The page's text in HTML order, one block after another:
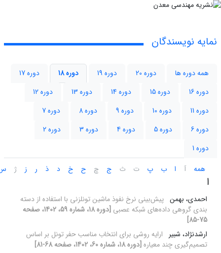
نمایه نویسندگان
همه دوره ها دوره 20 دوره 19 دوره 18
دوره 17
دوره 16
دوره 15 دوره 14 دوره 13
دوره 12
دوره 11
دوره 10 دوره 9 دوره 8
دوره 7
دوره 6
دوره 5 دوره 4 دوره 3
دوره 2
دوره 1
همه
آ ا ب پ ت ث ج چ ح خ د ذ ر ز ژ
ا
احمدی، بهمن پیش‌بینی نرخ نفوذ ماشین تونلزنی با استفاده از دسته
بندی گروهی داده‌های شبکه عصبی
[دوره 18، شماره 59، 1402، صفحه
75-85]
ارشدنژاد، شبیر
ارایه‌ روشی برای انتخاب مناسب حفر تونل بر اساس
تصمیم‌گیری چند معیاره [دوره 18، شماره 60، 1402، صفحه 68-81]